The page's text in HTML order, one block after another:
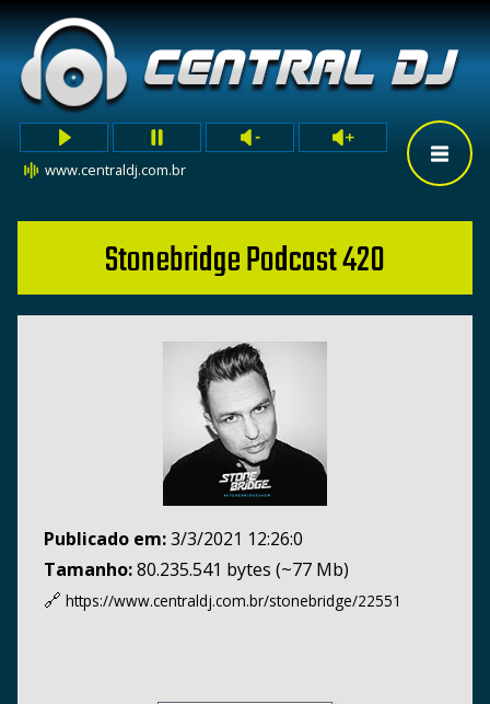
www.centraldj.com.br
Stonebridge Podcast 420
Publicado em:3/3/2021 12:26:0
Tamanho:80.235.541 bytes (~77 Mb)
🔗 https://www.centraldj.com.br/stonebridge/22551